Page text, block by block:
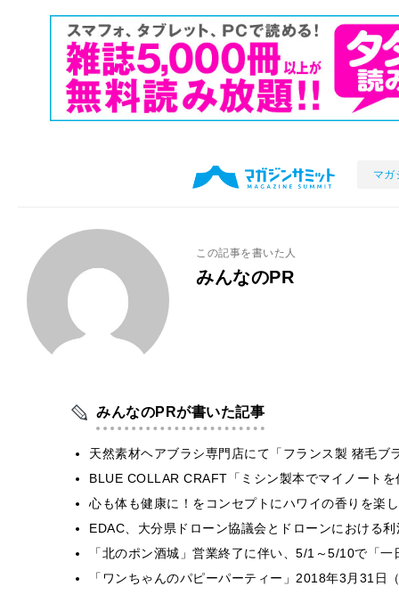
マガ
この記事を書いた人
みんなのPR
みんなのPRが書いた記事
天然素材ヘアブラシ専門店にて「フランス製 猪毛ブ
BLUE COLLAR CRAFT「ミシン製本でマイノート
心も体も健康に！をコンセプトにハワイの香りを楽
EDAC、大分県ドローン協議会とドローンにおける
「北のポン酒城」営業終了に伴い、5/1～5/10で「
「ワンちゃんのパピーパーティー」2018年3月31日